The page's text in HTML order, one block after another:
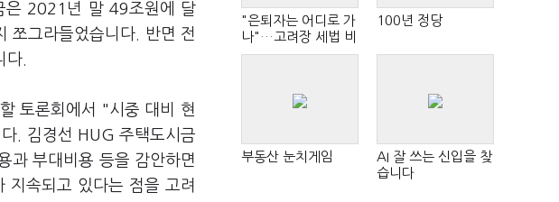
은 2021년 말 49조원에 달
그라들었습니다. 반면 전
다.
토론회에서 "시중 대비 현
. 김경선 HUG 주택도시금
과 부대비용 등을 감안하면
속되고 있다는 점을 고려
"은퇴자는 어디로 가
나"…고려장 세법 비
판 확산
100년 정당
부동산 눈치게임
AI 잘 쓰는 신입을 찾
습니다